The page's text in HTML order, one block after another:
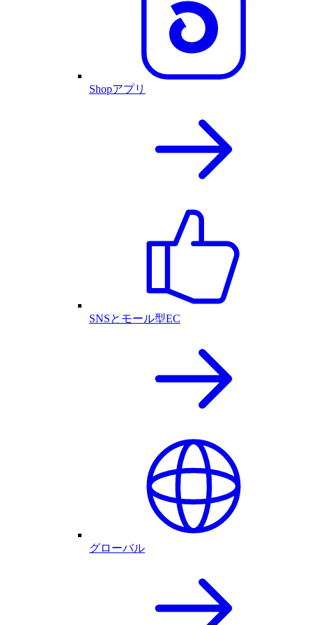
Shopアプリ
SNSとモール型EC
グローバル